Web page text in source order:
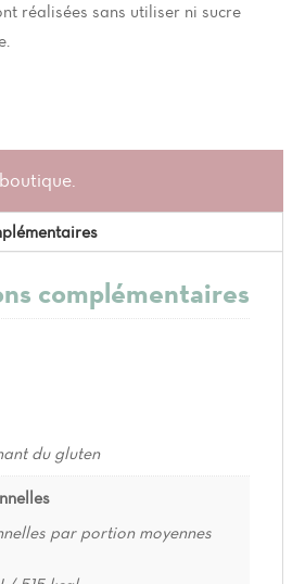
réalisées sans utiliser ni sucre
complémentaires
du gluten
par portion moyennes